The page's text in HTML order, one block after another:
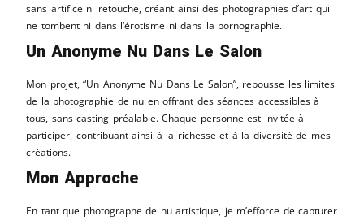
sans artifice ni retouche, créant ainsi des photographies d’art qui
ne tombent ni dans l’érotisme ni dans la pornographie.
Un Anonyme Nu Dans Le Salon
Mon projet, “Un Anonyme Nu Dans Le Salon”, repousse les limites
de la photographie de nu en offrant des séances accessibles à
tous, sans casting préalable. Chaque personne est invitée à
participer, contribuant ainsi à la richesse et à la diversité de mes
créations.
Mon Approche
En tant que photographe de nu artistique, je m’efforce de capturer